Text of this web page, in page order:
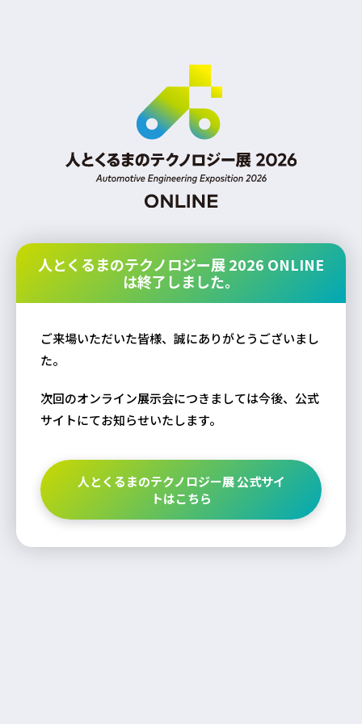
人とくるまのテクノロジー展 2026 ONLINE
は終了しました。
ご来場いただいた皆様、誠にありがとうございまし
た。
次回のオンライン展示会につきましては今後、公式
サイトにてお知らせいたします。
人とくるまのテクノロジー展 公式サイ
トはこちら